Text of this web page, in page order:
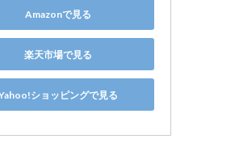
Amazonで見る
楽天市場で見る
ショッピングで見る